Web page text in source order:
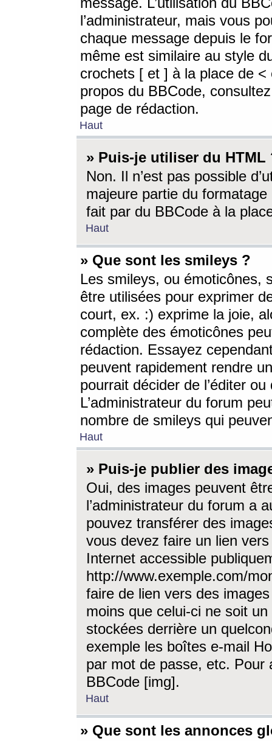
l’administrateur, mais vous
chaque message depuis le
même est similaire au style
crochets [ et ] à la place de <
propos du BBCode,
page de rédaction.
Haut
» Puis-je utiliser du HTML
Non. Il n’est pas possible
majeure partie du
fait par du BBCode à la
Haut
» Que sont les smileys ?
Les smileys, ou émoticônes,
être utilisées pour exprimer
court, ex. :) exprime la joie,
complète des émoticônes
rédaction. Essayez
peuvent rapidement rendre
pourrait décider de l’éditer
L’administrateur du forum
nombre de smileys qui
Haut
» Puis-je publier des
Oui, des images peuvent
l’administrateur du forum a
pouvez transférer des
vous devez faire un lien
Internet accessible
http://www.exemple.com/
faire de lien vers des
moins que celui-ci ne soit
stockées derrière un
exemple les boîtes e-mail
par mot de passe, etc. Pour
BBCode [img].
Haut
» Que sont les annonces